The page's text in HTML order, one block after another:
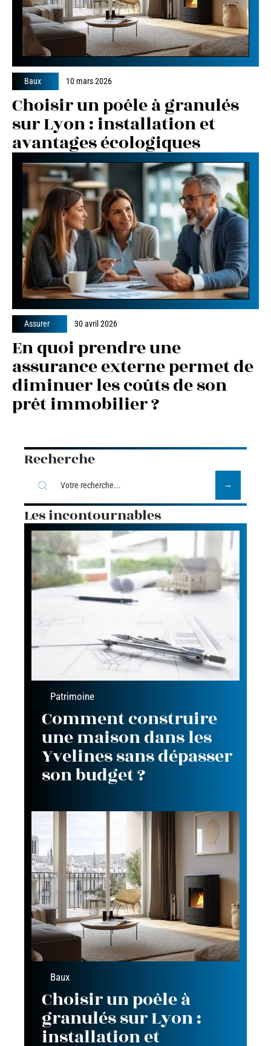
Baux 10 mars 2026
Choisir un poêle à granulés
sur Lyon : installation et
avantages écologiques
Assurer 30 avril 2026
En quoi prendre une
assurance externe permet de
diminuer les coûts de son
prêt immobilier ?
Recherche
Les incontournables
Patrimoine
Comment construire
une maison dans les
Yvelines sans dépasser
son budget ?
Baux
Choisir un poêle à
granulés sur Lyon :
installation et